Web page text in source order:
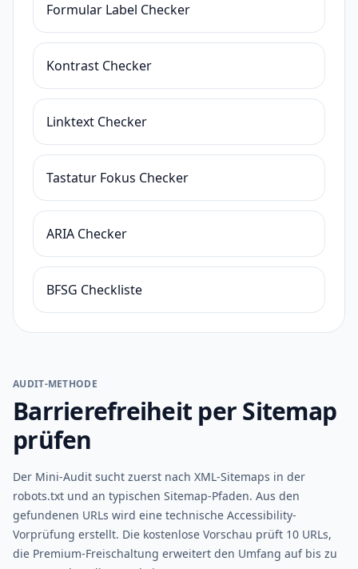
Formular Label Checker
Kontrast Checker
Linktext Checker
Tastatur Fokus Checker
ARIA Checker
BFSG Checkliste
AUDIT-METHODE
Barrierefreiheit per Sitemap
prüfen
Der Mini-Audit sucht zuerst nach XML-Sitemaps in der
robots.txt und an typischen Sitemap-Pfaden. Aus den
gefundenen URLs wird eine technische Accessibility-
Vorprüfung erstellt. Die kostenlose Vorschau prüft 10 URLs,
die Premium-Freischaltung erweitert den Umfang auf bis zu